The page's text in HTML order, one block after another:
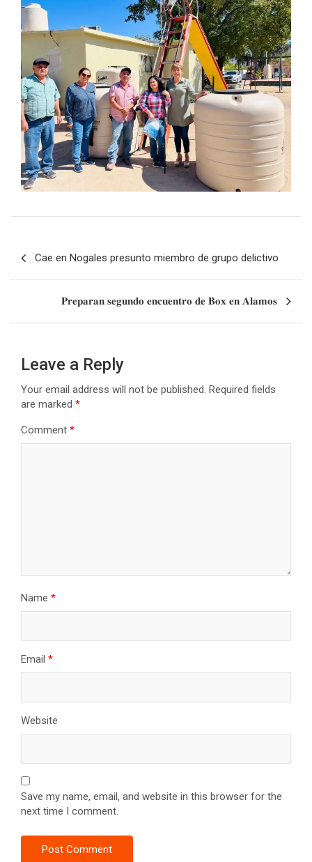
navigation
Cae en Nogales presunto miembro de grupo delictivo
𝐏𝐫𝐞𝐩𝐚𝐫𝐚𝐧 𝐬𝐞𝐠𝐮𝐧𝐝𝐨 𝐞𝐧𝐜𝐮𝐞𝐧𝐭𝐫𝐨 𝐝𝐞 𝐁𝐨𝐱 𝐞𝐧 𝐀𝐥𝐚𝐦𝐨𝐬
Leave a Reply
Your email address will not be published. Required fields
are marked *
Comment *
Name *
Email *
Website
Save my name, email, and website in this browser for the
next time I comment.